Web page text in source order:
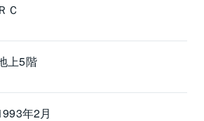
ＲＣ
上5階
年2月